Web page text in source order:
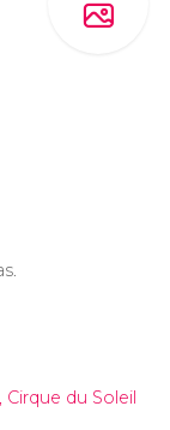
du Soleil